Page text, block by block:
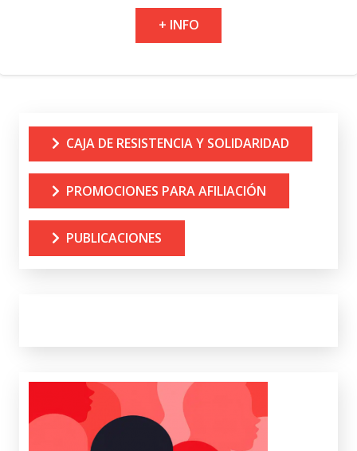
+ INFO
CAJA DE RESISTENCIA Y SOLIDARIDAD
PROMOCIONES PARA AFILIACIÓN
PUBLICACIONES